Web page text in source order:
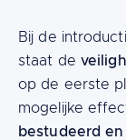
Bij de
staat de
op de eerste
mogelijke
bestudeerd